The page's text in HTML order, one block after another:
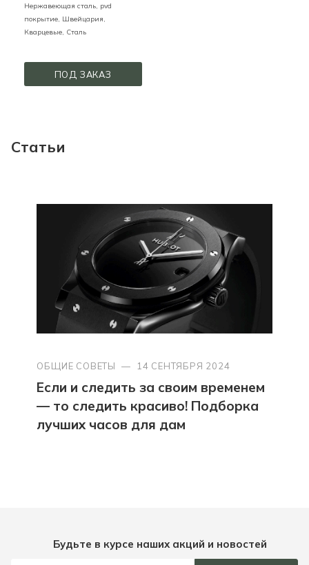
Нержавеющая сталь, pvd
покрытие, Швейцария,
Кварцевые, Сталь
ПОД ЗАКАЗ
Статьи
ОБЩИЕ СОВЕТЫ — 14 СЕНТЯБРЯ 2024
Если и следить за своим временем
— то следить красиво! Подборка
лучших часов для дам
Будьте в курсе наших акций и новостей